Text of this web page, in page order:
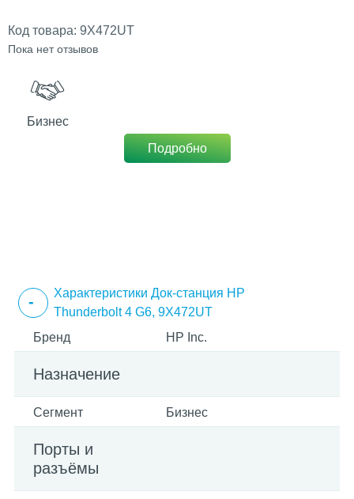
Код товара: 9X472UT
Пока нет отзывов
Бизнес
Подробно
Характеристики Док-станция HP
Thunderbolt 4 G6, 9X472UT
Бренд
HP Inc.
Назначение
Сегмент Бизнес
Порты и
разъёмы